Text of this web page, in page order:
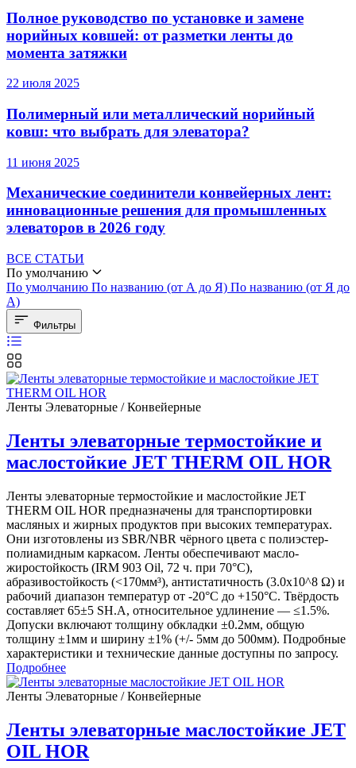
Полное руководство по установке и замене
норийных ковшей: от разметки ленты до
момента затяжки
22 июля 2025
Полимерный или металлический норийный
ковш: что выбрать для элеватора?
11 июня 2025
Механические соединители конвейерных лент:
инновационные решения для промышленных
элеваторов в 2026 году
ВСЕ СТАТЬИ
По умолчанию
По умолчанию По названию (от А до Я) По названию (от Я до
А)
Фильтры
Ленты Элеваторные / Конвейерные
Ленты элеваторные термостойкие и
маслостойкие JET THERM OIL HOR
Ленты элеваторные термостойкие и маслостойкие JET
THERM OIL HOR предназначены для транспортировки
масляных и жирных продуктов при высоких температурах.
Они изготовлены из SBR/NBR чёрного цвета с полиэстер-
полиамидным каркасом. Ленты обеспечивают масло-
жиростойкость (IRM 903 Oil, 72 ч. при 70°C),
абразивостойкость (<170мм³), антистатичность (3.0x10^8 Ω) и
рабочий диапазон температур от -20°С до +150°C. Твёрдость
составляет 65±5 SH.A, относительное удлинение — ≤1.5%.
Допуски включают толщину обкладки ±0.2мм, общую
толщину ±1мм и ширину ±1% (+/- 5мм до 500мм). Подробные
характеристики и технические данные доступны по запросу.
Подробнее
Ленты Элеваторные / Конвейерные
Ленты элеваторные маслостойкие JET
OIL HOR